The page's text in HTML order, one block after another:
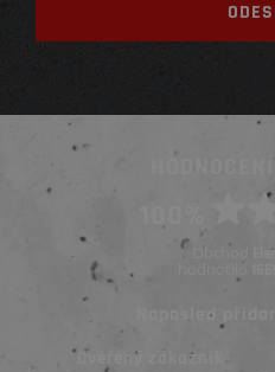
Obchod
hodnotilo
Naposled
Ověřený zákazník